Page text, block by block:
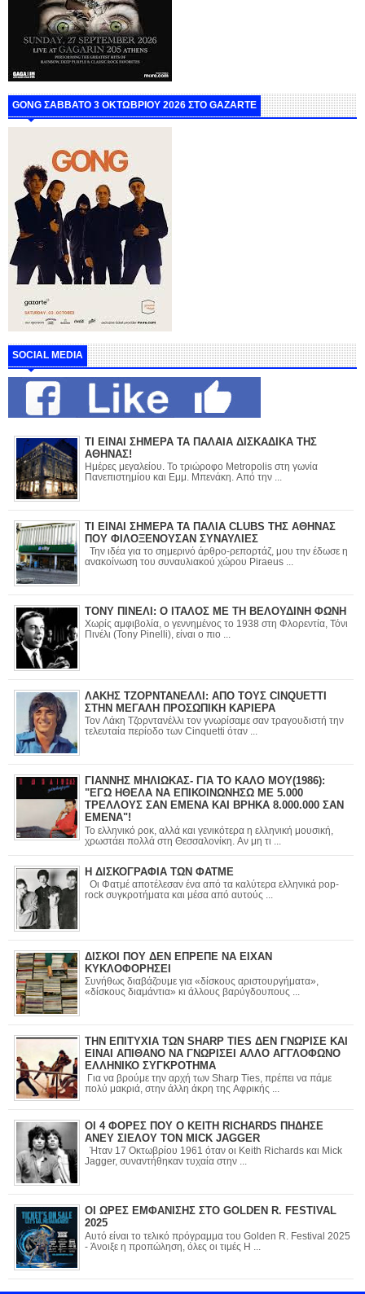
GONG ΣΑΒΒΑΤΟ 3 ΟΚΤΩΒΡΙΟΥ 2026 ΣΤΟ GAZARTE
SOCIAL MEDIA
ΤΙ ΕΙΝΑΙ ΣΗΜΕΡΑ ΤΑ ΠΑΛΑΙΑ ΔΙΣΚΑΔΙΚΑ ΤΗΣ
ΑΘΗΝΑΣ!
Ημέρες μεγαλείου. Το τριώροφο Metropolis στη γωνία
Πανεπιστημίου και Εμμ. Μπενάκη. Από την ...
ΤΙ ΕΙΝΑΙ ΣΗΜΕΡΑ ΤΑ ΠΑΛΙΑ CLUBS ΤΗΣ ΑΘΗΝΑΣ
ΠΟΥ ΦΙΛΟΞΕΝΟΥΣΑΝ ΣΥΝΑΥΛΙΕΣ
Την ιδέα για το σημερινό άρθρο-ρεπορτάζ, μου την έδωσε η
ανακοίνωση του συναυλιακού χώρου Piraeus ...
ΤΟΝΥ ΠΙΝΕΛΙ: Ο ΙΤΑΛΟΣ ΜΕ ΤΗ ΒΕΛΟΥΔΙΝΗ ΦΩΝΗ
Χωρίς αμφιβολία, ο γεννημένος το 1938 στη Φλορεντία, Τόνι
Πινέλι (Tony Pinelli), είναι ο πιο ...
ΛΑΚΗΣ ΤΖΟΡΝΤΑΝΕΛΛΙ: ΑΠΟ ΤΟΥΣ CINQUETTI
ΣΤΗΝ ΜΕΓΑΛΗ ΠΡΟΣΩΠΙΚΗ ΚΑΡΙΕΡΑ
Τον Λάκη Τζορντανέλλι τον γνωρίσαμε σαν τραγουδιστή την
τελευταία περίοδο των Cinquetti όταν ...
ΓΙΑΝΝΗΣ ΜΗΛΙΩΚΑΣ- ΓΙΑ ΤΟ ΚΑΛΟ ΜΟΥ(1986):
"ΕΓΩ ΗΘΕΛΑ ΝΑ ΕΠΙΚΟΙΝΩΝΗΣΩ ΜΕ 5.000
ΤΡΕΛΛΟΥΣ ΣΑΝ ΕΜΕΝΑ ΚΑΙ ΒΡΗΚΑ 8.000.000 ΣΑΝ
ΕΜΕΝΑ"!
Το ελληνικό ροκ, αλλά και γενικότερα η ελληνική μουσική,
χρωστάει πολλά στη Θεσσαλονίκη. Αν μη τι ...
Η ΔΙΣΚΟΓΡΑΦΙΑ ΤΩΝ ΦΑΤΜΕ
Οι Φατμέ αποτέλεσαν ένα από τα καλύτερα ελληνικά pop-
rock συγκροτήματα και μέσα από αυτούς ...
ΔΙΣΚΟΙ ΠΟΥ ΔΕΝ ΕΠΡΕΠΕ ΝΑ ΕΙΧΑΝ
ΚΥΚΛΟΦΟΡΗΣΕΙ
Συνήθως διαβάζουμε για «δίσκους αριστουργήματα»,
«δίσκους διαμάντια» κι άλλους βαρύγδουπους ...
ΤΗΝ ΕΠΙΤΥΧΙΑ ΤΩΝ SHARP TIES ΔΕΝ ΓΝΩΡΙΣΕ ΚΑΙ
ΕΙΝΑΙ ΑΠΙΘΑΝΟ ΝΑ ΓΝΩΡΙΣΕΙ ΑΛΛΟ ΑΓΓΛΟΦΩΝΟ
ΕΛΛΗΝΙΚΟ ΣΥΓΚΡΟΤΗΜΑ
Για να βρούμε την αρχή των Sharp Ties, πρέπει να πάμε
πολύ μακριά, στην άλλη άκρη της Αφρικής ...
ΟΙ 4 ΦΟΡΕΣ ΠΟΥ Ο KEITH RICHARDS ΠΗΔΗΣΕ
ΑΝΕΥ ΣΙΕΛΟΥ ΤΟΝ MICK JAGGER
Ήταν 17 Οκτωβρίου 1961 όταν οι Keith Richards και Mick
Jagger, συναντήθηκαν τυχαία στην ...
ΟΙ ΩΡΕΣ ΕΜΦΑΝΙΣΗΣ ΣΤΟ GOLDEN R. FESTIVAL
2025
Αυτό είναι το τελικό πρόγραμμα του Golden R. Festival 2025
- Άνοιξε η προπώληση, όλες οι τιμές Η ...